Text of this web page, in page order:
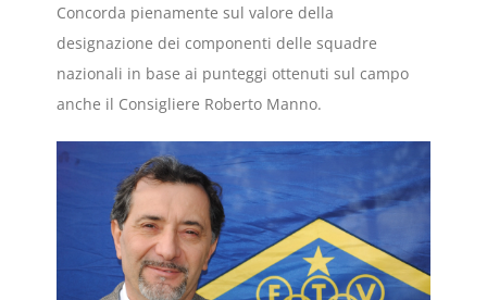
Concorda pienamente sul valore della
designazione dei componenti delle squadre
nazionali in base ai punteggi ottenuti sul campo
anche il Consigliere Roberto Manno.